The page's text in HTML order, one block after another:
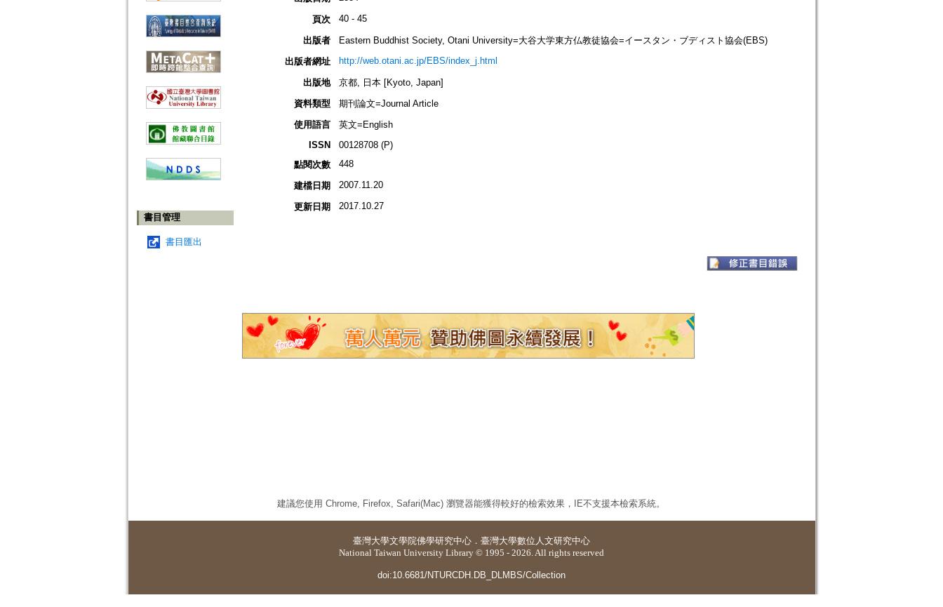
書目管理
書目匯出
頁次 40 - 45
出版者
Eastern Buddhist Society, Otani University=大谷大学東方仏教徒協会=イースタン・ブディスト協会(EBS)
出版者網址
http://web.otani.ac.jp/EBS/index_j.html
出版地
京都, 日本 [Kyoto, Japan]
資料類型
期刊論文=Journal Article
使用語言
英文=English
ISSN
00128708 (P)
點閱次數
448
建檔日期 2007.11.20
更新日期 2017.10.27
建議您使用 Chrome, Firefox, Safari(Mac) 瀏覽器能獲得較好的檢索效果，IE不支援本檢索系統。
臺灣大學文學院佛學研究中心 ． 臺灣大學數位人文研究中心
National Taiwan University Library © 1995 - 2026. All rights reserved
doi:10.6681/NTURCDH.DB_DLMBS/Collection